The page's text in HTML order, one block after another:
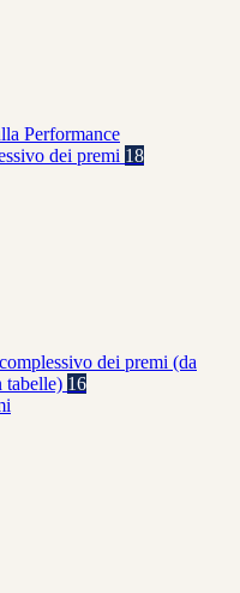
Performance
dei premi 18
dei premi (da
tabelle) 16